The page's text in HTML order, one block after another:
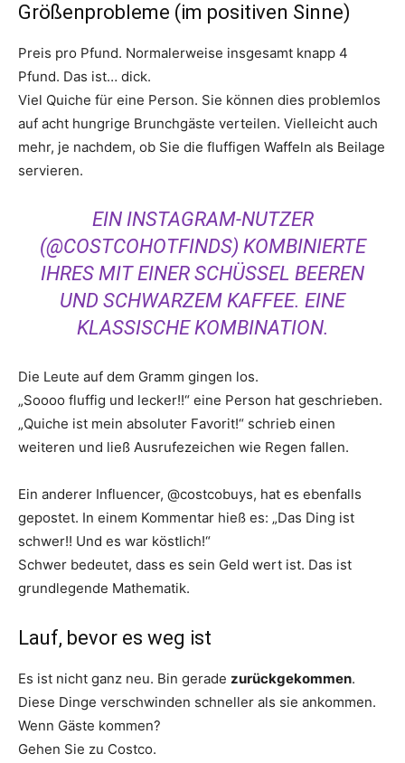
Größenprobleme (im positiven Sinne)
Preis pro Pfund. Normalerweise insgesamt knapp 4
Pfund. Das ist… dick.
Viel Quiche für eine Person. Sie können dies problemlos
auf acht hungrige Brunchgäste verteilen. Vielleicht auch
mehr, je nachdem, ob Sie die fluffigen Waffeln als Beilage
servieren.
EIN INSTAGRAM-NUTZER
(@COSTCOHOTFINDS) KOMBINIERTE
IHRES MIT EINER SCHÜSSEL BEEREN
UND SCHWARZEM KAFFEE. EINE
KLASSISCHE KOMBINATION.
Die Leute auf dem Gramm gingen los.
„Soooo fluffig und lecker!!“ eine Person hat geschrieben.
„Quiche ist mein absoluter Favorit!“ schrieb einen
weiteren und ließ Ausrufezeichen wie Regen fallen.
Ein anderer Influencer, @costcobuys, hat es ebenfalls
gepostet. In einem Kommentar hieß es: „Das Ding ist
schwer!! Und es war köstlich!“
Schwer bedeutet, dass es sein Geld wert ist. Das ist
grundlegende Mathematik.
Lauf, bevor es weg ist
Es ist nicht ganz neu. Bin gerade zurückgekommen.
Diese Dinge verschwinden schneller als sie ankommen.
Wenn Gäste kommen?
Gehen Sie zu Costco.